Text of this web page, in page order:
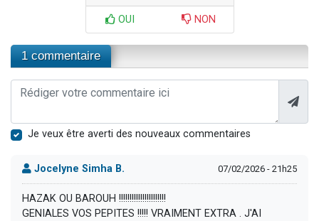
OUI NON
1 commentaire
Je veux être averti des nouveaux commentaires
Jocelyne Simha B. 07/02/2026 - 21h25
HAZAK OU BAROUH !!!!!!!!!!!!!!!!!!!!!!
GENIALES VOS PEPITES !!!!! VRAIMENT EXTRA . J'AI